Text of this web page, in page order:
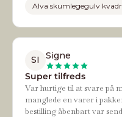
Alva skumlegegulv
SI
Signe
Super tilfreds
Var hurtige til at svare på
manglede en varer i
bestilling åbenbart var